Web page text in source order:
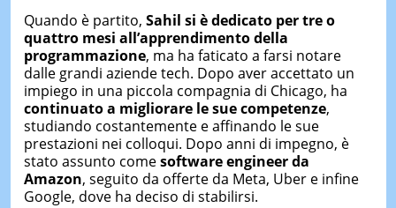
Quando è partito, Sahil si è dedicato per tre o
quattro mesi all’apprendimento della
programmazione, ma ha faticato a farsi notare
dalle grandi aziende tech. Dopo aver accettato un
impiego in una piccola compagnia di Chicago, ha
continuato a migliorare le sue competenze,
studiando costantemente e affinando le sue
prestazioni nei colloqui. Dopo anni di impegno, è
stato assunto comesoftware engineer da
Amazon, seguito da offerte da Meta, Uber e infine
Google, dove ha deciso di stabilirsi.